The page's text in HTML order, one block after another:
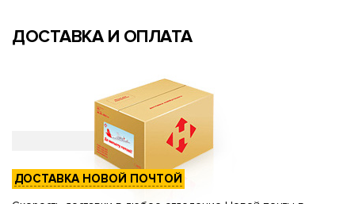
ДОСТАВКА И ОПЛАТА
ДОСТАВКА НОВОЙ ПОЧТОЙ